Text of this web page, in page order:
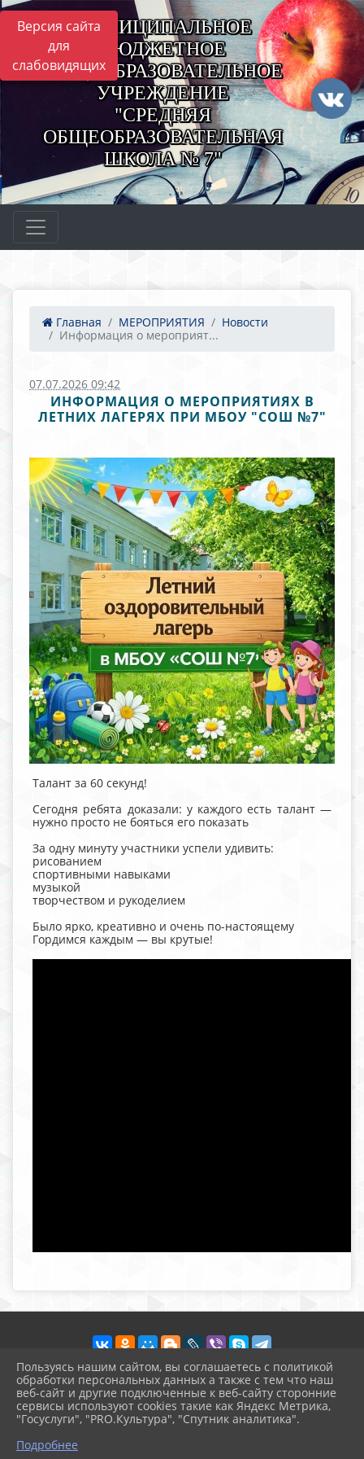
Версия сайта
для
слабовидящих
МУНИЦИПАЛЬНОЕ
БЮДЖЕТНОЕ
ОБЩЕОБРАЗОВАТЕЛЬНОЕ
УЧРЕЖДЕНИЕ
"СРЕДНЯЯ
ОБЩЕОБРАЗОВАТЕЛЬНАЯ
ШКОЛА № 7"
Главная МЕРОПРИЯТИЯ
Новости
Информация о мероприят...
07.07.2026 09:42
ИНФОРМАЦИЯ О МЕРОПРИЯТИЯХ В
ЛЕТНИХ ЛАГЕРЯХ ПРИ МБОУ "СОШ №7"
Талант за 60 секунд!
Сегодня ребята доказали: у каждого есть талант —
нужно просто не бояться его показать
За одну минуту участники успели удивить:
рисованием
спортивными навыками
музыкой
творчеством и рукоделием
Было ярко, креативно и очень по-настоящему
Гордимся каждым — вы крутые!
2026 г. vvschool7.ru
Вход
Карта сайта
Политика обработки персональных данных
Пользуясь нашим сайтом, вы соглашаетесь с политикой
обработки персональных данных а также с тем что наш
веб-сайт и другие подключенные к веб-сайту сторонние
сервисы используют cookies такие как Яндекс Метрика,
"Госуслуги", "PRO.Культура", "Спутник аналитика".
Подробнее